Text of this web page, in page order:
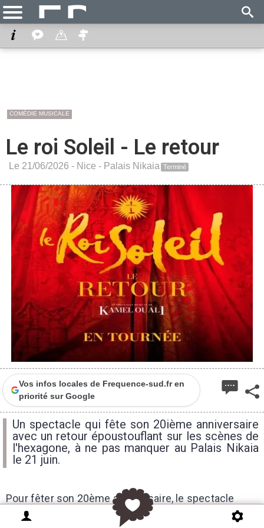
COMÉDIE MUSICALE
Le roi Soleil - Le retour
Le 21/06/2026 - Nice - Palais Nikaia Terminé
Vos infos locales de Frequence-sud.fr en
priorité sur Google
Un spectacle qui fête son 20ième anniversaire
avec un retour époustouflant sur les scènes de
l'hexagone, à ne pas manquer au Palais Nikaia
le 21 juin.
Pour fêter son 20ème anniversaire, le spectacle
mythique Le Roi Soleil produit par Dove Attia et mis